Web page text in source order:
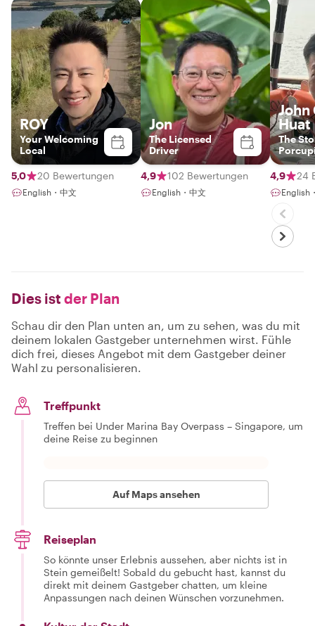
ROY
Your Welcoming
Local
5,0 20 Bewertungen
English・中文
Jon
The Licensed
Driver
4,9 102 Bewertungen
English・中文
John
Huat
The
4,9 24
English
Dies ist der Plan
Schau dir den Plan unten an, um zu sehen, was du mit
deinem lokalen Gastgeber unternehmen wirst. Fühle
dich frei, dieses Angebot mit dem Gastgeber deiner
Wahl zu personalisieren.
Treffpunkt
Treffen bei Under Marina Bay Overpass – Singapore, um
deine Reise zu beginnen
Auf Maps ansehen
Reiseplan
So könnte unser Erlebnis aussehen, aber nichts ist in
Stein gemeißelt! Sobald du gebucht hast, kannst du
direkt mit deinem Gastgeber chatten, um kleine
Anpassungen nach deinen Wünschen vorzunehmen.